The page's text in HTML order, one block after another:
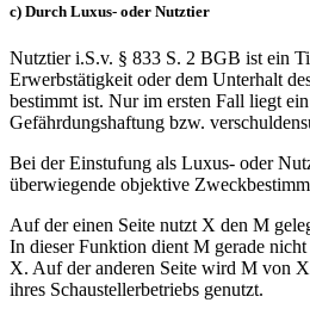
c) Durch Luxus- oder Nutztier
Nutztier i.S.v. § 833 S. 2 BGB ist ein
Erwerbstätigkeit oder dem Unterhalt
bestimmt ist. Nur im ersten Fall liegt
Gefährdungshaftung bzw.
Bei der Einstufung als Luxus- oder
überwiegende objektive
Auf der einen Seite nutzt X den M
In dieser Funktion dient M gerade
X. Auf der anderen Seite wird M von
ihres Schaustellerbetriebs genutzt.